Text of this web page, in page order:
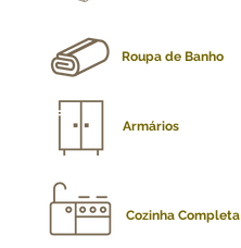
Roupa de Banho
Armários
Cozinha Completa